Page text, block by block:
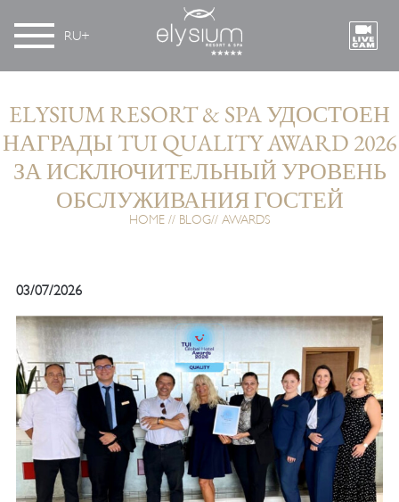
RU
ELYSIUM RESORT & SPA УДОСТОЕН
НАГРАДЫ TUI QUALITY AWARD 2026
ЗА ИСКЛЮЧИТЕЛЬНЫЙ УРОВЕНЬ
ОБСЛУЖИВАНИЯ ГОСТЕЙ
HOME BLOG AWARDS
03/07/2026